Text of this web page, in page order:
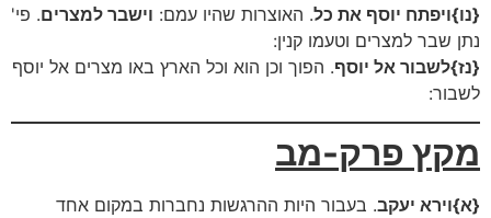
{נו}ויפתח יוסף את כל. האוצרות שהיו עמם: וישבר למצרים. פי'
נתן שבר למצרים וטעמו קנין:
{נז}לשבור אל יוסף. הפוך וכן הוא וכל הארץ באו מצרים אל יוסף
לשבור:
מקץ פרק-מב
{א}וירא יעקב. בעבור היות ההרגשות נחברות במקום אחד